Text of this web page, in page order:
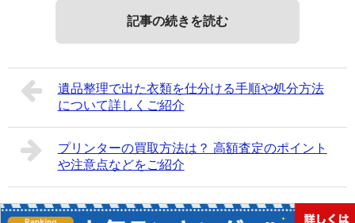
記事の続きを読む
遺品整理で出た衣類を仕分ける手順や処分方法
について詳しくご紹介
プリンターの買取方法は？ 高額査定のポイント
や注意点などをご紹介